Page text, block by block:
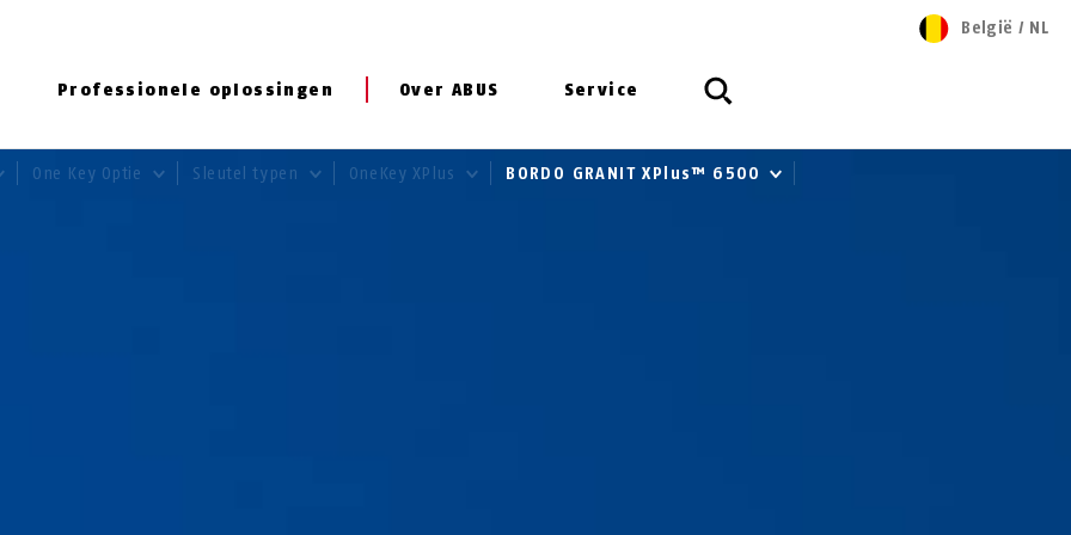
Professionele oplossingen Over ABUS Service
België / NL
One Key Optie Sleutel typen OneKey XPlus BORDO GRANIT XPlus™ 6500